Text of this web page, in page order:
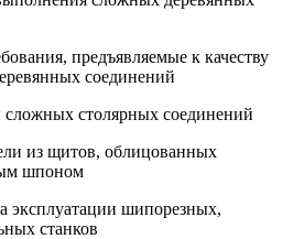
предъявляемые к качеству
соединений
столярных соединений
из щитов, облицованных
шпоном
эксплуатации шипорезных,
станков